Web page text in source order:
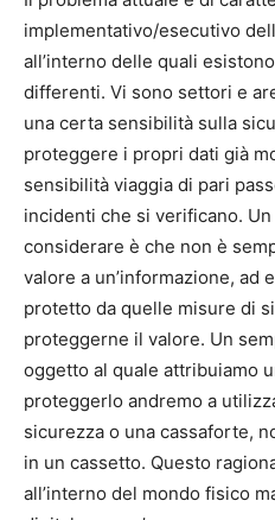
implementativo/esecutivo
all’interno delle quali
differenti. Vi sono settori e
una certa sensibilità sulla
proteggere i propri dati già
sensibilità viaggia di pari
incidenti che si verificano.
considerare è che non è
valore a un’informazione, ad
protetto da quelle misure di
proteggerne il valore. Un
oggetto al quale attribuiamo
proteggerlo andremo a
sicurezza o una cassaforte,
in un cassetto. Questo
all’interno del mondo fisico